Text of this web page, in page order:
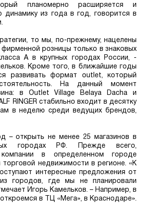
Изменить город
планомерно расширяется и
динамику из года в год, говорится в
то мы, по-прежнему, нацелены
розницы только в знаковых
А в крупных городах России, -
Кроме того, в ближайшие годы
развивать формат outlet, который
На данный момент
в Outlet Village Belaya Dacha и
RINGER стабильно входит в десятку
в неделю среди ведущих брендов,
– открыть не менее 25 магазинов в
городах РФ. Прежде всего,
компании в определенном городе
торговой недвижимости в регионе. «К
интересные предложения от
городов, где мы не планировали
Игорь Камельков. – Например, в
в ТЦ «Мега», в Краснодаре».